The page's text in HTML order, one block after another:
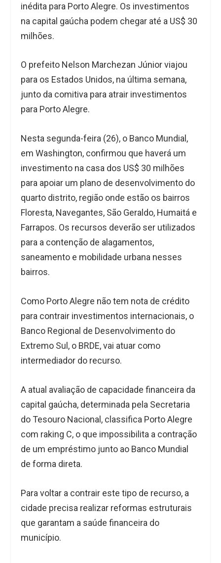
inédita para Porto Alegre. Os investimentos
na capital gaúcha podem chegar até a US$ 30
milhões.
O prefeito Nelson Marchezan Júnior viajou
para os Estados Unidos, na última semana,
junto da comitiva para atrair investimentos
para Porto Alegre.
Nesta segunda-feira (26), o Banco Mundial,
em Washington, confirmou que haverá um
investimento na casa dos US$ 30 milhões
para apoiar um plano de desenvolvimento do
quarto distrito, região onde estão os bairros
Floresta, Navegantes, São Geraldo, Humaitá e
Farrapos. Os recursos deverão ser utilizados
para a contenção de alagamentos,
saneamento e mobilidade urbana nesses
bairros.
Como Porto Alegre não tem nota de crédito
para contrair investimentos internacionais, o
Banco Regional de Desenvolvimento do
Extremo Sul, o BRDE, vai atuar como
intermediador do recurso.
A atual avaliação de capacidade financeira da
capital gaúcha, determinada pela Secretaria
do Tesouro Nacional, classifica Porto Alegre
com raking C, o que impossibilita a contração
de um empréstimo junto ao Banco Mundial
de forma direta.
Para voltar a contrair este tipo de recurso, a
cidade precisa realizar reformas estruturais
que garantam a saúde financeira do
município.